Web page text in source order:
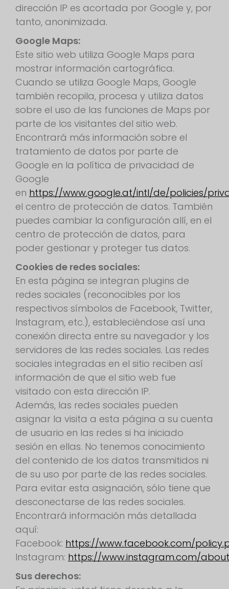
dirección IP es acortada por Google y, por
tanto, anonimizada.
Google Maps:
Este sitio web utiliza Google Maps para
mostrar información cartográfica.
Cuando se utiliza Google Maps, Google
también recopila, procesa y utiliza datos
sobre el uso de las funciones de Maps por
parte de los visitantes del sitio web.
Encontrará más información sobre el
tratamiento de datos por parte de
Google en la política de privacidad de
Google
en https://www.google.at/intl/de/policies/
el centro de protección de datos. También
puedes cambiar la configuración allí, en el
centro de protección de datos, para
poder gestionar y proteger tus datos.
Cookies de redes sociales:
En esta página se integran plugins de
redes sociales (reconocibles por los
respectivos símbolos de Facebook, Twitter,
Instagram, etc.), estableciéndose así una
conexión directa entre su navegador y los
servidores de las redes sociales. Las redes
sociales integradas en el sitio reciben así
información de que el sitio web fue
visitado con esta dirección IP.
Además, las redes sociales pueden
asignar la visita a esta página a su cuenta
de usuario en las redes si ha iniciado
sesión en ellas. No tenemos conocimiento
del contenido de los datos transmitidos ni
de su uso por parte de las redes sociales.
Para evitar esta asignación, sólo tiene que
desconectarse de las redes sociales.
Encontrará información más detallada
aquí:
Facebook: https://www.facebook.com/
Instagram: https://www.instagram.com/
Sus derechos: